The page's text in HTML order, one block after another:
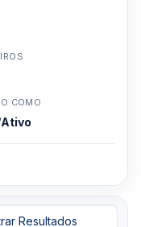
COMO
Resultados